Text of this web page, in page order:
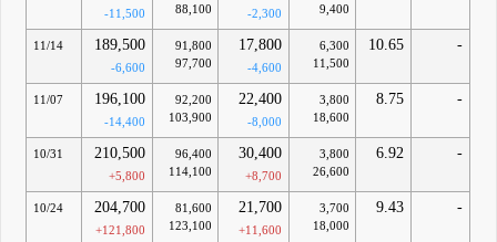
-11,500
88,100
-2,300
9,400
11/14 189,500
-6,600
91,800
97,700
17,800
-4,600
6,300
11,500
10.65 -
11/07 196,100
-14,400
92,200
103,900
22,400
-8,000
3,800
18,600
8.75 -
10/31 210,500
+5,800
96,400
114,100
30,400
+8,700
3,800
26,600
6.92 -
10/24 204,700
+121,800
81,600
123,100
21,700
+11,600
3,700
18,000
9.43 -